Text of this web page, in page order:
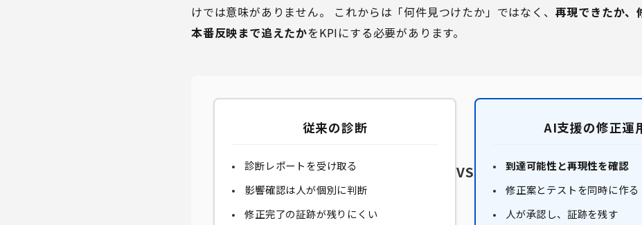
けでは意味がありません。 これからは「何件見つけたか」ではなく、 再現できたか、
本番反映まで追えたかをKPIにする必要があります。
従来の診断
診断レポートを受け取る
影響確認は人が個別に判断
修正完了の証跡が残りにくい
VS
AI支援の修正運
到達可能性と再現性を確認
修正案とテストを同時に作る
人が承認し、証跡を残す